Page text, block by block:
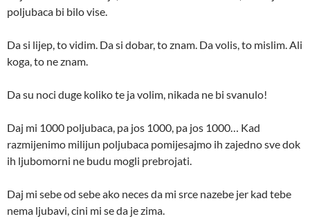
poljubaca bi bilo vise.
Da si lijep, to vidim. Da si dobar, to znam. Da volis, to mislim. Ali
koga, to ne znam.
Da su noci duge koliko te ja volim, nikada ne bi svanulo!
Daj mi 1000 poljubaca, pa jos 1000, pa jos 1000… Kad
razmijenimo milijun poljubaca pomijesajmo ih zajedno sve dok
ih ljubomorni ne budu mogli prebrojati.
Daj mi sebe od sebe ako neces da mi srce nazebe jer kad tebe
nema ljubavi, cini mi se da je zima.